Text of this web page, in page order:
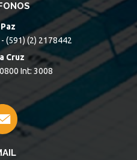
(591) (2) 2178442
Cruz
Int: 3008